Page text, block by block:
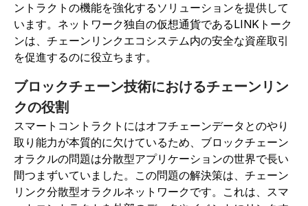
ントラクトの機能を強化するソリューションを提供して
います。ネットワーク独自の仮想通貨であるLINKトーク
ンは、チェーンリンクエコシステム内の安全な資産取引
を促進するのに役立ちます。
ブロックチェーン技術におけるチェーンリン
クの役割
スマートコントラクトにはオフチェーンデータとのやり
取り能力が本質的に欠けているため、ブロックチェーン
オラクルの問題は分散型アプリケーションの世界で長い
間つまずいていました。この問題の解決策は、チェーン
リンク分散型オラクルネットワークです。これは、スマ